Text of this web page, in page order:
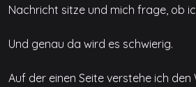
Nachricht sitze und mich frage, ob
Und genau da wird es schwierig.
Auf der einen Seite verstehe ich den